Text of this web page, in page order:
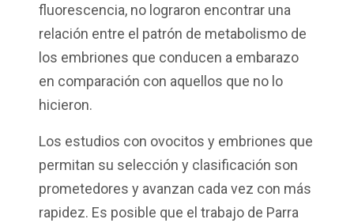
fluorescencia, no lograron encontrar una
relación entre el patrón de metabolismo de
los embriones que conducen a embarazo
en comparación con aquellos que no lo
hicieron.
Los estudios con ovocitos y embriones que
permitan su selección y clasificación son
prometedores y avanzan cada vez con más
rapidez. Es posible que el trabajo de Parra